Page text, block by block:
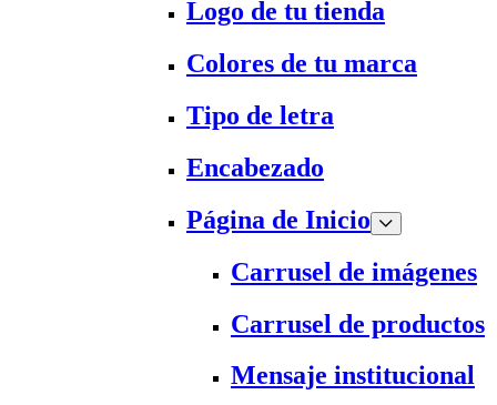
Logo de tu tienda
Colores de tu marca
Tipo de letra
Encabezado
Página de Inicio
Carrusel de imágenes
Carrusel de productos
Mensaje institucional